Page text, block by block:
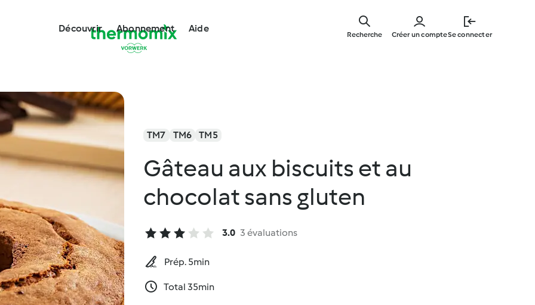
main
Découvrir Abonnement Aide
Créer un compteSe connecter
Recherche
TM7 TM6 TM5
Gâteau aux biscuits et au
chocolat sans gluten
3.0 3 évaluations
Prép. 5min
Total 35min